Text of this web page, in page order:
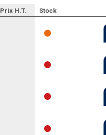
Prix H.T. Stock